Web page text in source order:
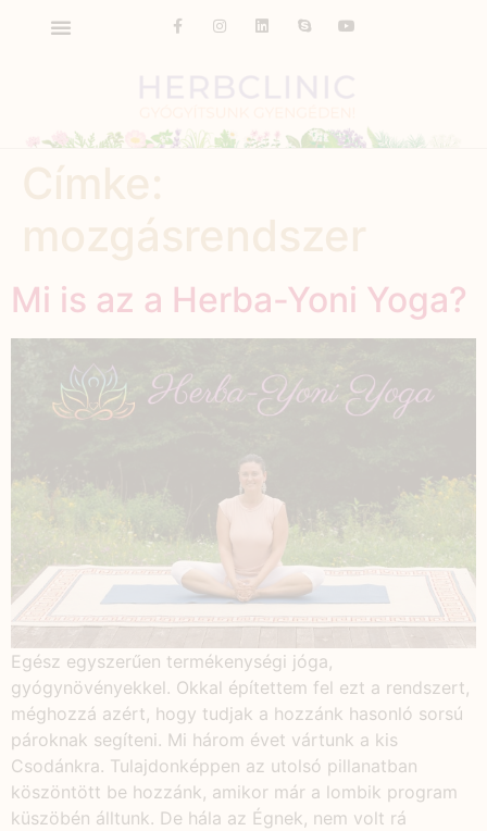
Mi is az a Herba-Yoni Yoga?
Egész egyszerűen termékenységi jóga,
gyógynövényekkel. Okkal építettem fel ezt a rendszert,
méghozzá azért, hogy tudjak a hozzánk hasonló sorsú
pároknak segíteni. Mi három évet vártunk a kis
Csodánkra. Tulajdonképpen az utolsó pillanatban
köszöntött be hozzánk, amikor már a lombik program
küszöbén álltunk. De hála az Égnek, nem volt rá